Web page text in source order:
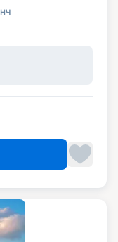
нч